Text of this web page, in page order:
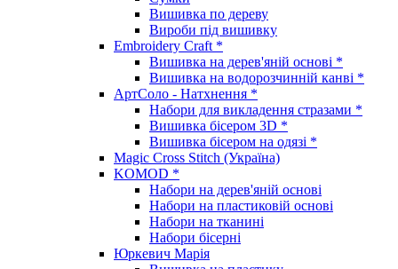
Вишивка по дереву
Вироби під вишивку
Embroidery Craft *
Вишивка на дерев'яній основі *
Вишивка на водорозчинній канві *
АртСоло - Натхнення *
Набори для викладення стразами *
Вишивка бісером 3D *
Вишивка бісером на одязі *
Magic Cross Stitch (Україна)
KOMOD *
Набори на дерев'яній основі
Набори на пластиковій основі
Набори на тканині
Набори бісерні
Юркевич Марія